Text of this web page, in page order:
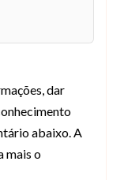
dar
abaixo. A
mais o